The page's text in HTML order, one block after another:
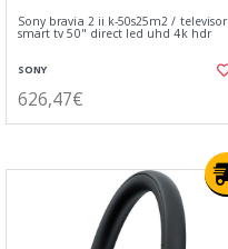
Sony bravia 2 ii k-50s25m2 / televisor
smart tv 50" direct led uhd 4k hdr
SONY
626,47€